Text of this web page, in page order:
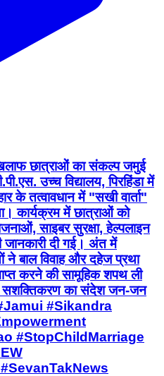
छात्राओं का संकल्प जमुई
उच्च विद्यालय, पिरहिंडा में
के तत्वावधान में "सखी वार्ता"
कार्यक्रम में छात्राओं को
साइबर सुरक्षा, हेल्पलाइन
दी गई। अंत में
ने बाल विवाह और दहेज प्रथा
करने की सामूहिक शपथ ली
सशक्तिकरण का संदेश जन-जन
#Jamui #Sikandra
#StopChildMarriage